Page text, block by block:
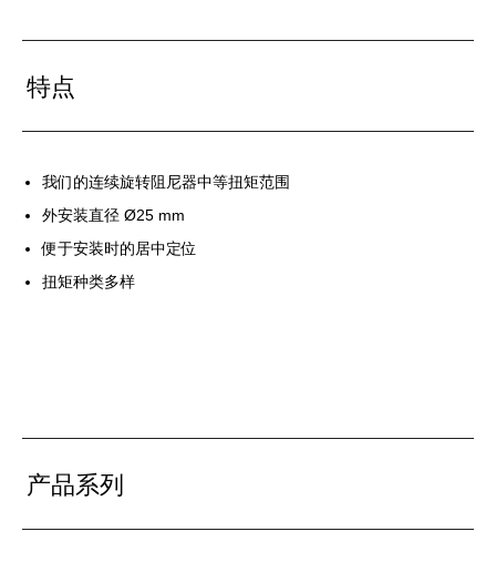
特点
我们的连续旋转阻尼器中等扭矩范围
外安装直径 Ø25 mm
便于安装时的居中定位
扭矩种类多样
产品系列